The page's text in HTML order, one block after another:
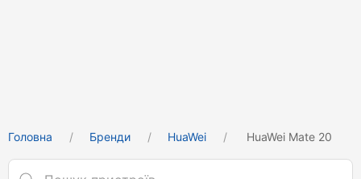
Головна Бренди HuaWei HuaWei Mate 20